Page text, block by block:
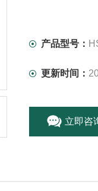
产品型号：
更新时间：
立即咨